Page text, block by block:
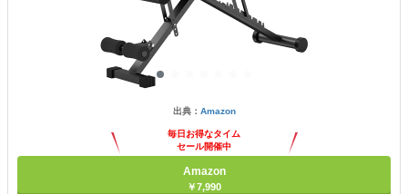
出典： Amazon
毎日お得なタイム
セール開催中
Amazon
￥7,990